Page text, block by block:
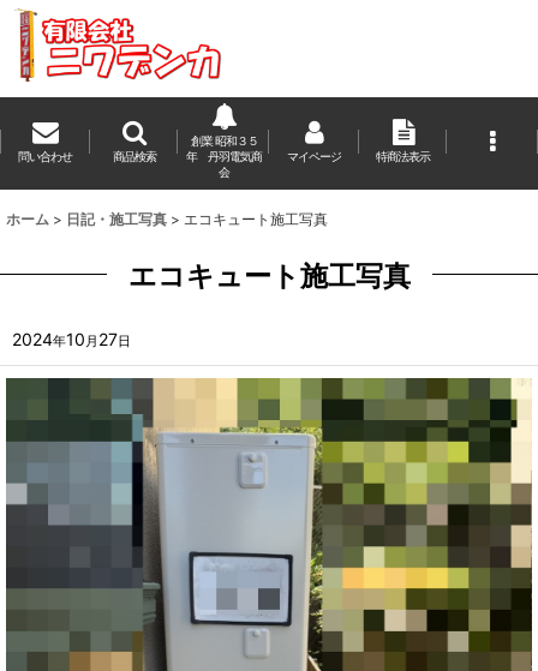
問い合わせ 商品検索
創業 昭和３５
年 丹羽電気商
会
マイページ 特商法表示
ホーム > 日記・施工写真 > エコキュート施工写真
エコキュート施工写真
2024年10 月 27日